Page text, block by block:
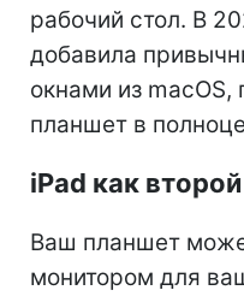
рабочий стол. В
добавила
окнами из
планшет в
iPad как
Ваш планшет
монитором для